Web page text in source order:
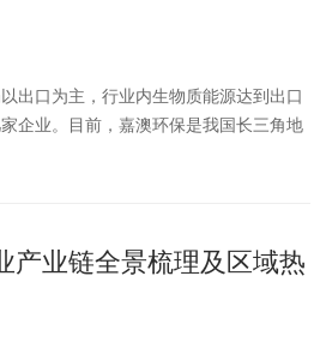
出口为主，行业内生物质能源达到出口
企业。目前，嘉澳环保是我国长三角地
产业链全景梳理及区域热